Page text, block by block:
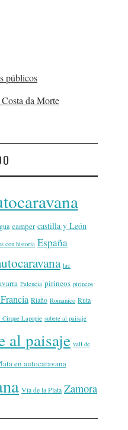
públicos
da Morte
camper castilla y León
con historia España
lac
Palencia pirineos pirineos
Riaño Romanico Ruta
Cirque Lapopie subete al paisaje
al paisaje vall de
en autocaravana
Vía de la Plata Zamora